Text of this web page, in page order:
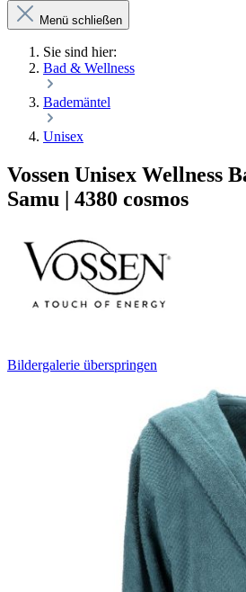
Menü schließen
Sie sind hier:
Bad & Wellness
Bademäntel
Unisex
Vossen Unisex Wellness
Samu | 4380 cosmos
Bildergalerie überspringen